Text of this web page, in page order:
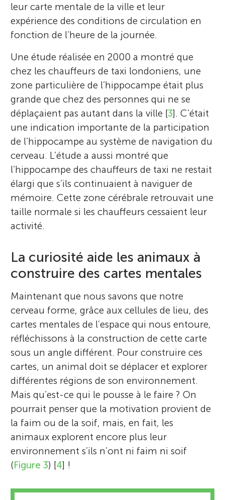
John O’Keefe
John O’Keefe est un neuroscientifique
anglo-américain. Il a obtenu sa licence au
a étudié la psychologie et la philosophie.
Pendant cette période, il a également
étudié la réalisation de films, la littérature
anglaise, la physique, la psychologie et la
philosophie, et c’est à cette occasion qu’il a
rencontré sa femme Eileen. C’est à cette
époque qu’il a découvert la recherche
expérimentale sur le cerveau et s’est pris au
jeu. Pour gagner sa vie, il travaillait à la
bibliothèque, projetait des films européens
classiques pour divers cours et en
conduisait un taxi le soir. Il a ensuite
obtenu une maîtrise et un doctorat en
Montréal (Canada), considérée comme la
Georg
Âge : 12
Je m’appelle Georg, j’aime passer du temps
Suyang
Âge : 15
Bonjour, je suis actuellement en 10 année.
leur carte mentale de la ville et leur
expérience des conditions de circulation en
fonction de l’heure de la journée.
Une étude réalisée en 2000 a montré que
chez les chauffeurs de taxi londoniens, une
zone particulière de l’hippocampe était plus
grande que chez des personnes qui ne se
déplaçaient pas autant dans la ville [3]. C’était
une indication importante de la participation
de l’hippocampe au système de navigation du
cerveau. L’étude a aussi montré que
l’hippocampe des chauffeurs de taxi ne restait
élargi que s’ils continuaient à naviguer de
mémoire. Cette zone cérébrale retrouvait une
taille normale si les chauffeurs cessaient leur
activité.
La curiosité aide les animaux à
construire des cartes mentales
Maintenant que nous savons que notre
cerveau forme, grâce aux cellules de lieu, des
cartes mentales de l’espace qui nous entoure,
réfléchissons à la construction de cette carte
sous un angle différent. Pour construire ces
cartes, un animal doit se déplacer et explorer
différentes régions de son environnement.
Mais qu’est-ce qui le pousse à le faire ? On
pourrait penser que la motivation provient de
la faim ou de la soif, mais, en fait, les
animaux explorent encore plus leur
environnement s’ils n’ont ni faim ni soif
(Figure 3) [4] !